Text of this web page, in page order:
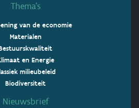
Thema’s
van de economie
Materialen
en Energie
milieubeleid
Biodiversiteit
Nieuwsbrief